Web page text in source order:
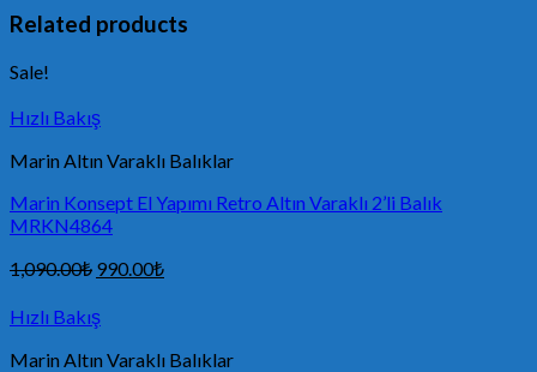
Related products
Sale!
Hızlı Bakış
Marin Altın Varaklı Balıklar
Marin Konsept El Yapımı Retro Altın Varaklı 2’li Balık
MRKN4864
1,090.00₺ 990.00₺
Hızlı Bakış
Marin Altın Varaklı Balıklar